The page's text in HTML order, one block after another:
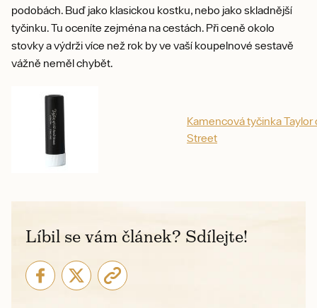
podobách. Buď jako klasickou kostku, nebo jako skladnější
tyčinku. Tu oceníte zejména na cestách. Při ceně okolo
stovky a výdrži více než rok by ve vaší koupelnové sestavě
vážně neměl chybět.
Kamencová tyčinka Taylor
Street
Líbil se vám článek? Sdílejte!